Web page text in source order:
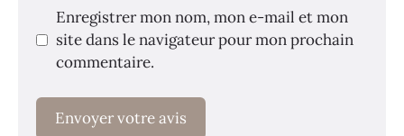
Enregistrer mon nom, mon e-mail et mon
site dans le navigateur pour mon prochain
commentaire.